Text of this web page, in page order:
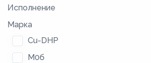
Исполнение
Марка
Cu-DHP
М0б